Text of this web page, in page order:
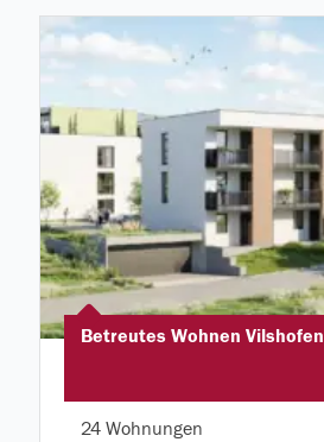
Betreutes Wohnen Vilshofen
24 Wohnungen